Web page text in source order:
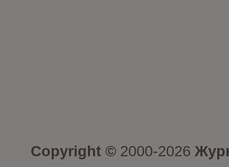
Copyright © 2000-2026